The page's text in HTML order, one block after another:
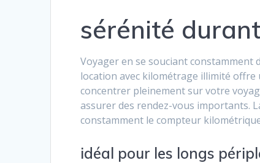
sérénité
Voyager en se souciant
location avec kilométrage illimité offre
concentrer pleinement sur votre
assurer des rendez-vous importants.
constamment le compteur
idéal pour les longs